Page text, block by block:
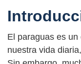
El paraguas es
nuestra vida